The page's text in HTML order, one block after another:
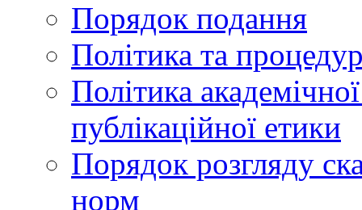
Порядок подання
Політика та
Політика
публікаційної етики
Порядок розгляду
норм